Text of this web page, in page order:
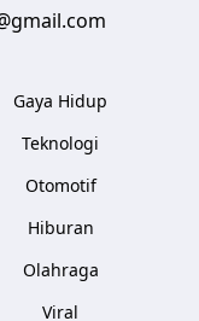
Gaya Hidup
Teknologi
Otomotif
Hiburan
Olahraga
Viral